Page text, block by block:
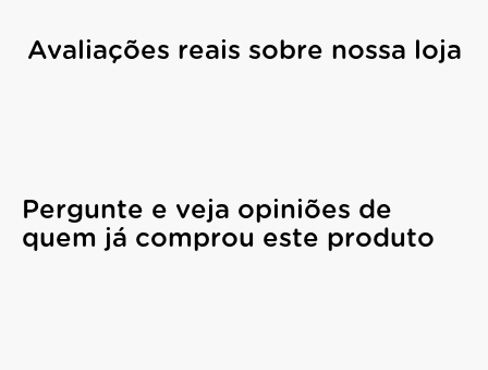
Avaliações reais sobre nossa loja
Pergunte e veja opiniões de
quem já comprou este produto